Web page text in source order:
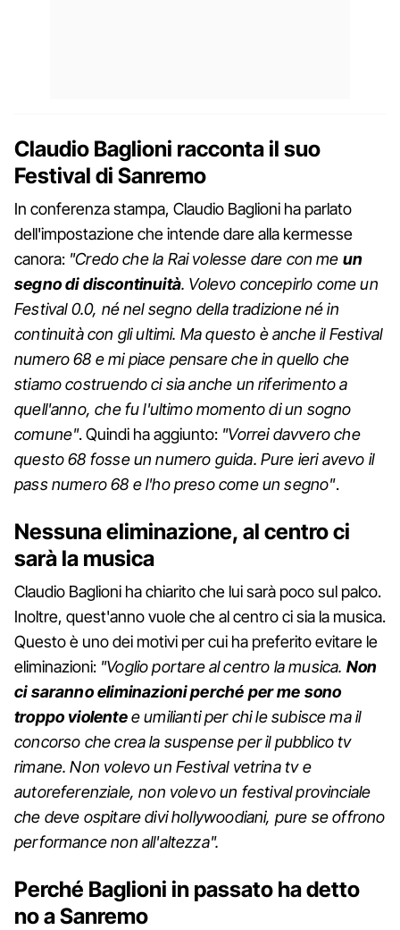
Claudio Baglioni racconta il suo
Festival di Sanremo
In conferenza stampa, Claudio Baglioni ha parlato
dell'impostazione che intende dare alla kermesse
canora: "Credo che la Rai volesse dare con me un
segno di discontinuità. Volevo concepirlo come un
Festival 0.0, né nel segno della tradizione né in
continuità con gli ultimi. Ma questo è anche il Festival
numero 68 e mi piace pensare che in quello che
stiamo costruendo ci sia anche un riferimento a
quell'anno, che fu l'ultimo momento di un sogno
comune". Quindi ha aggiunto: "Vorrei davvero che
questo 68 fosse un numero guida. Pure ieri avevo il
pass numero 68 e l'ho preso come un segno".
Nessuna eliminazione, al centro ci
sarà la musica
Claudio Baglioni ha chiarito che lui sarà poco sul palco.
Inoltre, quest'anno vuole che al centro ci sia la musica.
Questo è uno dei motivi per cui ha preferito evitare le
eliminazioni: "Voglio portare al centro la musica. Non
ci saranno eliminazioni perché per me sono
troppo violentee umilianti per chi le subisce ma il
concorso che crea la suspense per il pubblico tv
rimane. Non volevo un Festival vetrina tv e
autoreferenziale, non volevo un festival provinciale
che deve ospitare divi hollywoodiani, pure se offrono
performance non all'altezza".
Perché Baglioni in passato ha detto
no a Sanremo